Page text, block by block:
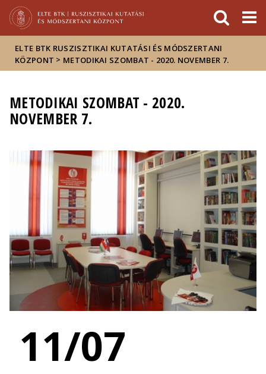
Hírek
Események
ELTE a
sajtóban
ELTE BTK RUSZISZTIKAI KUTATÁSI ÉS MÓDSZERTANI
KÖZPONT > METODIKAI SZOMBAT - 2020. NOVEMBER 7.
METODIKAI SZOMBAT - 2020.
NOVEMBER 7.
11/07